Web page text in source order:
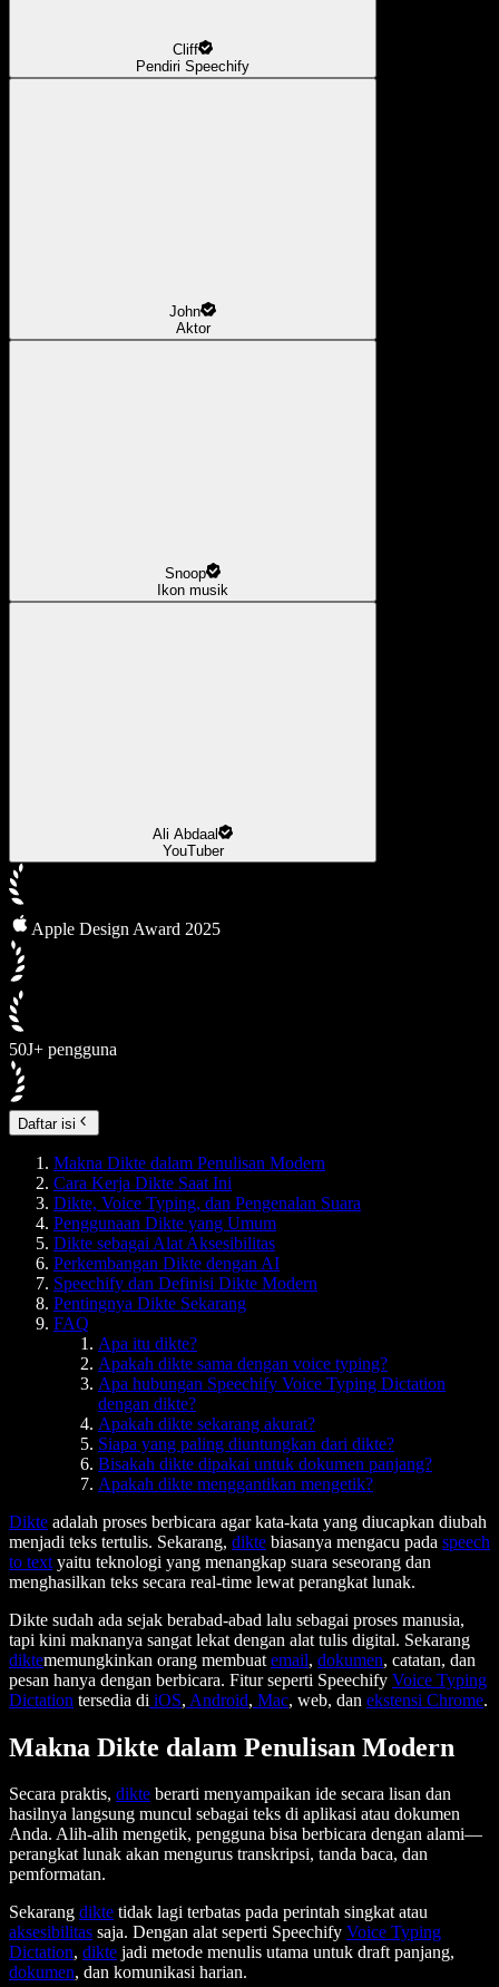
Cliff
Pendiri Speechify
John
Aktor
Snoop
Ikon musik
Ali Abdaal
YouTuber
Apple Design Award 2025
50J+ pengguna
Daftar isi
Makna Dikte dalam Penulisan Modern
Cara Kerja Dikte Saat Ini
Dikte, Voice Typing, dan Pengenalan Suara
Penggunaan Dikte yang Umum
Dikte sebagai Alat Aksesibilitas
Perkembangan Dikte dengan AI
Speechify dan Definisi Dikte Modern
Pentingnya Dikte Sekarang
FAQ
Apa itu dikte?
Apakah dikte sama dengan voice typing?
Apa hubungan Speechify Voice Typing Dictation
dengan dikte?
Apakah dikte sekarang akurat?
Siapa yang paling diuntungkan dari dikte?
Bisakah dikte dipakai untuk dokumen panjang?
Apakah dikte menggantikan mengetik?
Dikte adalah proses berbicara agar kata-kata yang diucapkan diubah
menjadi teks tertulis. Sekarang, dikte biasanya mengacu pada speech
to text yaitu teknologi yang menangkap suara seseorang dan
menghasilkan teks secara real-time lewat perangkat lunak.
Dikte sudah ada sejak berabad-abad lalu sebagai proses manusia,
tapi kini maknanya sangat lekat dengan alat tulis digital. Sekarang
diktememungkinkan orang membuat email, dokumen, catatan, dan
pesan hanya dengan berbicara. Fitur seperti Speechify Voice Typing
Dictation tersedia di iOS, Android, Mac, web, dan ekstensi Chrome.
Makna Dikte dalam Penulisan Modern
Secara praktis, dikte berarti menyampaikan ide secara lisan dan
hasilnya langsung muncul sebagai teks di aplikasi atau dokumen
Anda. Alih-alih mengetik, pengguna bisa berbicara dengan alami—
perangkat lunak akan mengurus transkripsi, tanda baca, dan
pemformatan.
Sekarang dikte tidak lagi terbatas pada perintah singkat atau
aksesibilitas saja. Dengan alat seperti Speechify Voice Typing
Dictation, dikte jadi metode menulis utama untuk draft panjang,
dokumen, dan komunikasi harian.